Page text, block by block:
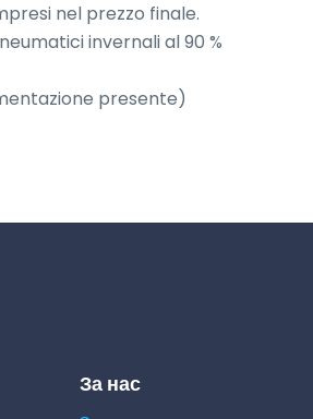
nel prezzo finale.
invernali al 90 %
presente)
За нас